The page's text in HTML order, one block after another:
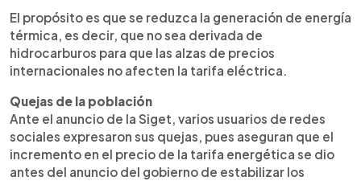
El propósito es que se reduzca la generación de energía
térmica, es decir, que no sea derivada de
hidrocarburos para que las alzas de precios
internacionales no afecten la tarifa eléctrica.
Quejas de la población
Ante el anuncio de la Siget, varios usuarios de redes
sociales expresaron sus quejas, pues aseguran que el
incremento en el precio de la tarifa energética se dio
antes del anuncio del gobierno de estabilizar los